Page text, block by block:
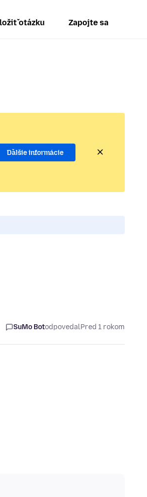
otázku Zapojte sa
Ďalšie informácie
SuMo BotodpovedalPred 1 rokom